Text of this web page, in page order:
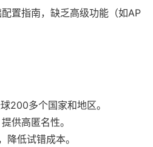
配置指南，缺乏高级功能（如AP
200多个国家和地区。
供高匿名性。
降低试错成本。